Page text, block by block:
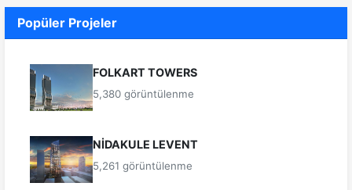
Popüler Projeler
FOLKART TOWERS
5,380 görüntülenme
NİDAKULE LEVENT
5,261 görüntülenme